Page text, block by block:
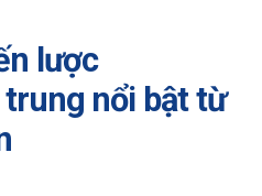
lược
nổi bật từ